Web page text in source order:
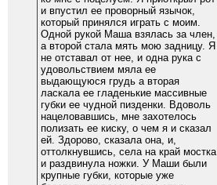
и впустил ее проворный язычок,
который принялся играть с моим.
Одной рукой Маша взялась за член,
а второй стала мять мою задницу. Я
не отставал от нее, и одна рука с
удовольствием мяла ее
выдающуюся грудь а вторая
ласкала ее гладенькие массивные
губки ее чудной пизденки. Вдоволь
нацеловавшись, мне захотелось
полизать ее киску, о чем я и сказал
ей. Здорово, сказала она, и,
оттолкнувшись, села на край мостка
и раздвинула ножки. У Маши были
крупные губки, которые уже